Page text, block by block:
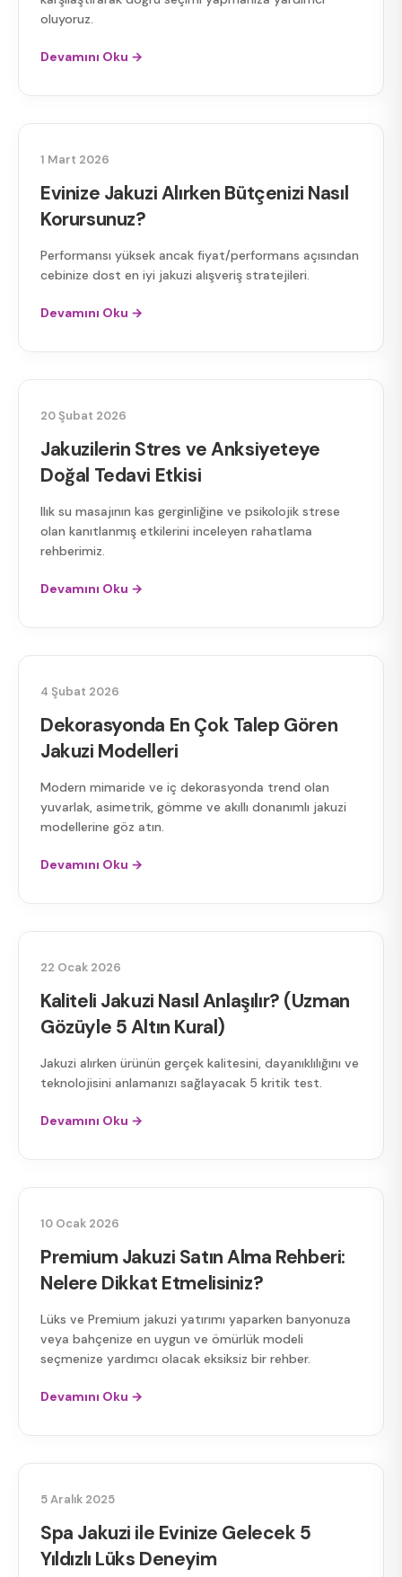
oluyoruz.
Devamını Oku →
1 Mart 2026
Evinize Jakuzi Alırken Bütçenizi Nasıl
Korursunuz?
Performansı yüksek ancak fiyat/performans açısından
cebinize dost en iyi jakuzi alışveriş stratejileri.
Devamını Oku →
20 Şubat 2026
Jakuzilerin Stres ve Anksiyeteye
Doğal Tedavi Etkisi
Ilık su masajının kas gerginliğine ve psikolojik strese
olan kanıtlanmış etkilerini inceleyen rahatlama
rehberimiz.
Devamını Oku →
4 Şubat 2026
Dekorasyonda En Çok Talep Gören
Jakuzi Modelleri
Modern mimaride ve iç dekorasyonda trend olan
yuvarlak, asimetrik, gömme ve akıllı donanımlı jakuzi
modellerine göz atın.
Devamını Oku →
22 Ocak 2026
Kaliteli Jakuzi Nasıl Anlaşılır? (Uzman
Gözüyle 5 Altın Kural)
Jakuzi alırken ürünün gerçek kalitesini, dayanıklılığını ve
teknolojisini anlamanızı sağlayacak 5 kritik test.
Devamını Oku →
10 Ocak 2026
Premium Jakuzi Satın Alma Rehberi:
Nelere Dikkat Etmelisiniz?
Lüks ve Premium jakuzi yatırımı yaparken banyonuza
veya bahçenize en uygun ve ömürlük modeli
seçmenize yardımcı olacak eksiksiz bir rehber.
Devamını Oku →
5 Aralık 2025
Spa Jakuzi ile Evinize Gelecek 5
Yıldızlı Lüks Deneyim